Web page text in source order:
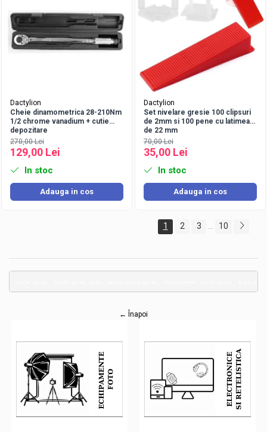
Dactylion
Cheie dinamometrica 28-210Nm
1/2 chrome vanadium + cutie
depozitare
270,00 Lei
129,00 Lei
In stoc
Adauga in cos
Dactylion
Set nivelare gresie 100 clipsuri
de 2mm si 100 pene cu latimea
de 22 mm
70,00 Lei
35,00 Lei
In stoc
Adauga in cos
1 2 3 ... 10
← Înapoi